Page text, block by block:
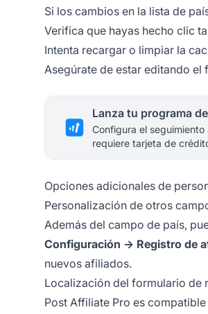
Si los cambios en la lista de
Verifica que hayas hecho clic
Intenta recargar o limpiar la
Asegúrate de estar editando
Lanza tu programa
Configura el
requiere tarjeta de
Opciones adicionales de
Personalización de otros
Además del campo de país,
Configuración → Registro de
nuevos afiliados.
Localización del formulario de
Post Affiliate Pro es